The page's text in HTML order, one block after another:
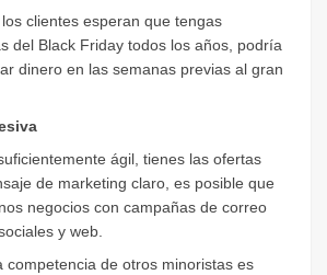
clientes esperan que tengas
del Black Friday todos los años, podría
dinero en las semanas previas al gran
ágil, tienes las ofertas
de marketing claro, es posible que
negocios con campañas de correo
y web.
competencia de otros minoristas es